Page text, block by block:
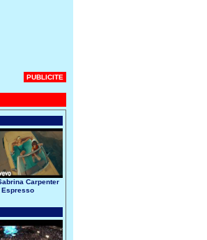
PUBLICITE
Carpenter
Espresso